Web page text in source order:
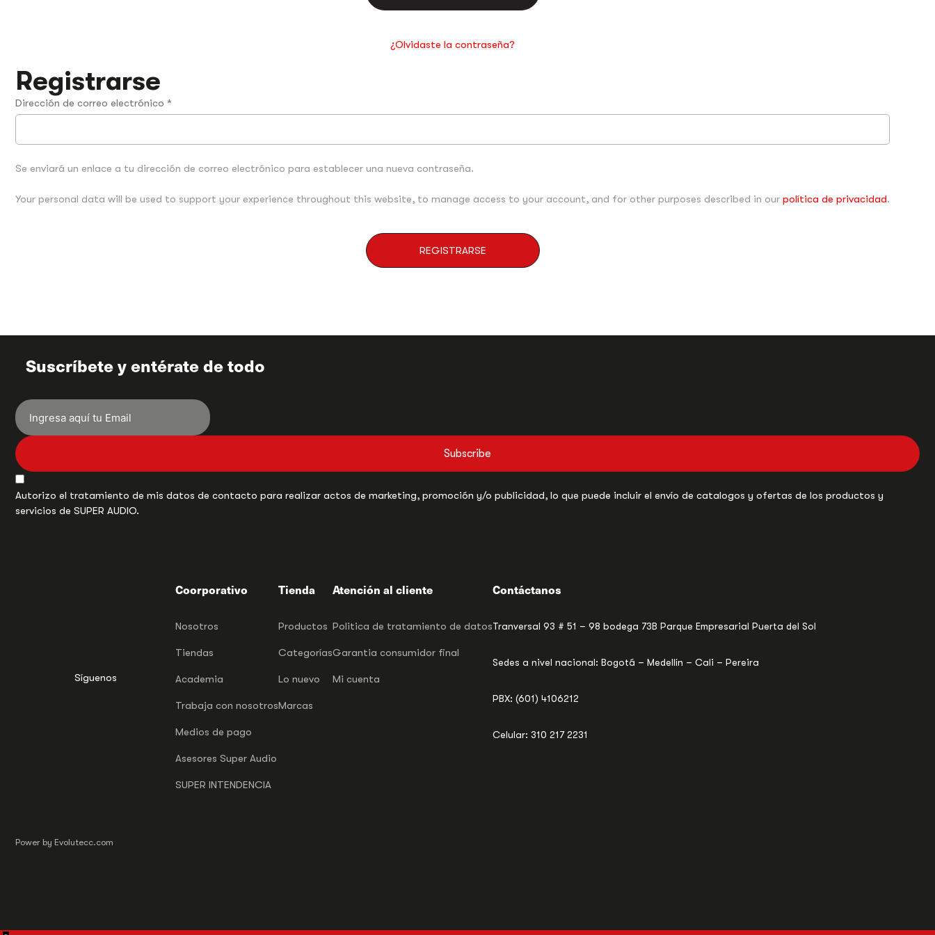
¿Olvidaste la contraseña?
Registrarse
Dirección de correo electrónico *
Se enviará un enlace a tu dirección de correo electrónico para establecer una nueva contraseña.
Your personal data will be used to support your experience throughout this website, to manage access to your account, and for other purposes described in our política de privacidad.
REGISTRARSE
Suscríbete y entérate de todo
Subscribe
Autorizo el tratamiento de mis datos de contacto para realizar actos de marketing, promoción y/o publicidad, lo que puede incluir el envío de catalogos y ofertas de los productos y
servicios de SUPER AUDIO.
Síguenos
Coorporativo
Nosotros
Tiendas
Academia
Trabaja con nosotros
Medios de pago
Asesores Super Audio
SUPER INTENDENCIA
Tienda
Productos
Categorías
Lo nuevo
Marcas
Atención al cliente
Politica de tratamiento de datos
Garantia consumidor final
Mi cuenta
Contáctanos
Tranversal 93 # 51 – 98 bodega 73B Parque Empresarial Puerta del Sol
Sedes a nivel nacional: Bogotá – Medellín – Cali – Pereira
PBX: (601) 4106212
Celular: 310 217 2231
Power by Evolutecc.com